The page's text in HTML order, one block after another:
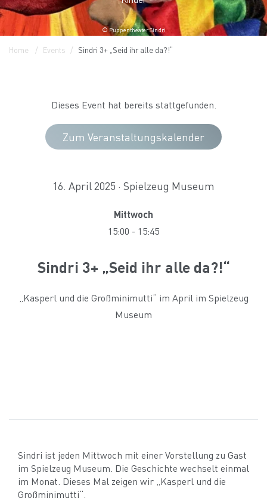
© Puppentheater Sindri
Home Events Sindri 3+ „Seid ihr alle da?!“
Dieses Event hat bereits stattgefunden.
Zum Veranstaltungskalender
16. April 2025 · Spielzeug Museum
Mittwoch
15:00 - 15:45
Sindri 3+ „Seid ihr alle da?!“
„Kasperl und die Großminimutti“ im April im Spielzeug
Museum
Sindri ist jeden Mittwoch mit einer Vorstellung zu Gast
im Spielzeug Museum. Die Geschichte wechselt einmal
im Monat. Dieses Mal zeigen wir „Kasperl und die
Großminimutti“.